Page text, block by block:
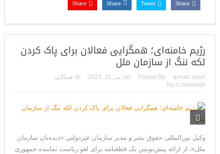
Share
Tweet
Share
Share
رژیم خامنه‌ای؛ همگرایی فعالان برای پاک کردن
لکه ننگ از سازمان ملل
Posted By: arman nouri
on: می 31, 2023 In:
همگانی
No Comments
وکیل‌ بین‌المللی حقوق بشر و مدیر سازمان غیردولتی «دیده‌بان سازمان
ملل»، از ارائه پیش‌نویس یک قطعنامه برای لغو ریاست نماینده جمهوری